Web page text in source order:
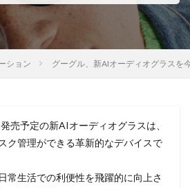
ション グーグル、新AIオーディオグラス
売予定の新AIオーディオグラスは、
ク管理ができる革新的なデバイスで
常生活での利便性を飛躍的に向上さ